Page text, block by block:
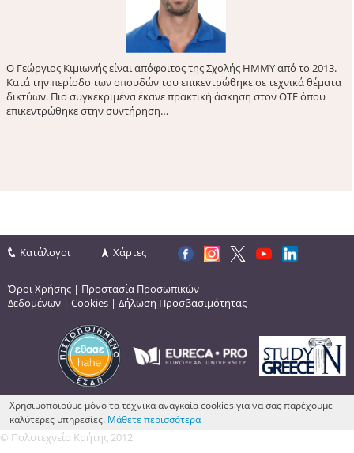
Ο Γεώργιος Κιμιωνής είναι απόφοιτος της Σχολής ΗΜΜΥ από το 2013.
Κατά την περίοδο των σπουδών του επικεντρώθηκε σε τεχνικά θέματα
δικτύων. Πιο συγκεκριμένα έκανε πρακτική άσκηση στον ΟΤΕ όπου
επικεντρώθηκε στην συντήρηση…
Κατάλογοι Χάρτες
Όροι Χρήσης | Προστασία Προσωπικών
Δεδομένων | Cookies | Δήλωση Προσβασιμότητας
Χρησιμοποιούμε μόνο τα τεχνικά αναγκαία cookies για να σας παρέχουμε
καλύτερες υπηρεσίες. Μάθετε περισσότερα
© Πολυτεχνείο Κρήτης 2012